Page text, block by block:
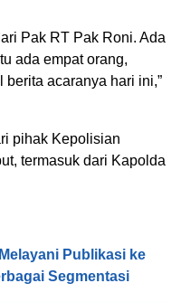
Pak RT Pak Roni. Ada
ada empat orang,
acaranya hari ini,”
pihak Kepolisian
termasuk dari Kapolda
Publikasi ke
Segmentasi